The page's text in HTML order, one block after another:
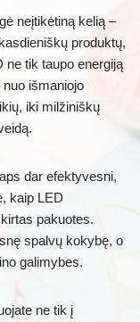
neįtikėtiną kelią –
produktų,
ne tik taupo energiją
išmaniojo
iki milžiniškų
dar efektyvesni,
kaip LED
pakuotes.
spalvų kokybę, o
galimybes.
ne tik į